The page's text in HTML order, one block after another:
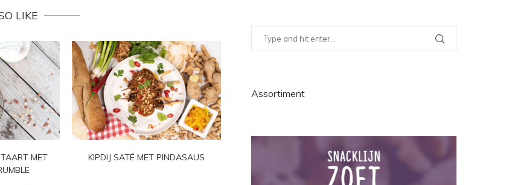
LIKE
MET
KIPDIJ SATÉ MET PINDASAUS
CAESAR SALADE MET
ZONNEBLOEMPITTEN
GEITENKAAS
MET WALNOOT EN
Assortiment